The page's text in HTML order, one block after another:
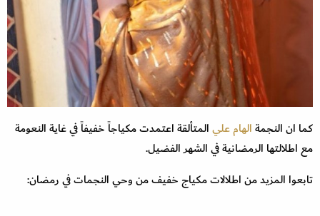
كما ان النجمةالهام عليالمتألقة اعتمدت مكياجاً خفيفاً في غاية النعومة
مع اطلالتها الرمضانية في الشهر الفضيل.
تابعوا المزيد من اطلالات مكياج خفيف من وحي النجمات في رمضان: